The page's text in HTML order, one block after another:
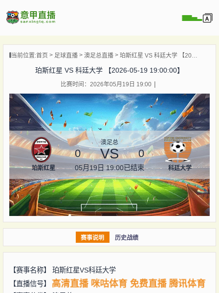
播
像
闻
当前位置:首页 足球直播 澳足总直播 珀斯红星 VS 科廷大学 【2026-05-19 19:00:00】
珀斯红星 VS 科廷大学 【2026-05-19 19:00:00】
比赛时间：2026年05月19日 19:00
珀斯红星
澳足总
0 VS 0
05月19日 19:00已结束 科廷大学
赛事说明 历史战绩
【赛事名称】 珀斯红星VS科廷大学
【直播信号】
高清直播 咪咕体育 免费直播 腾讯体育